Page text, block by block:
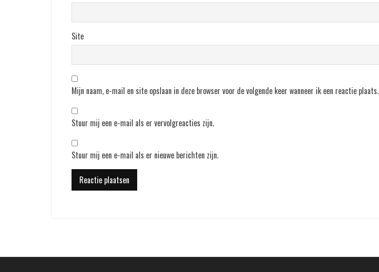
Site
Mijn naam, e-mail en site opslaan in deze browser voor de volgende keer wanneer ik een reactie plaats.
Stuur mij een e-mail als er vervolgreacties zijn.
Stuur mij een e-mail als er nieuwe berichten zijn.